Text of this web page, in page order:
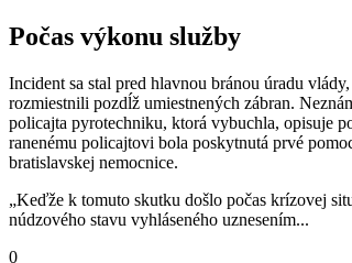
Počas výkonu služby
Incident sa stal pred hlavnou bránou úradu
rozmiestnili pozdĺž umiestnených zábran.
policajta pyrotechniku, ktorá vybuchla, opisuje
ranenému policajtovi bola poskytnutá prvé
bratislavskej nemocnice.
„Keďže k tomuto skutku došlo počas krízovej
núdzového stavu vyhláseného uznesením...
0